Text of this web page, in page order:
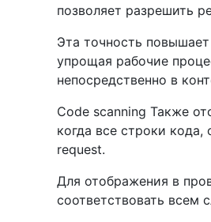
позволяет разрешить
Эта точность
упрощая рабочие
непосредственно в
Code scanning Также
когда все строки
request.
Для отображения в
соответствовать